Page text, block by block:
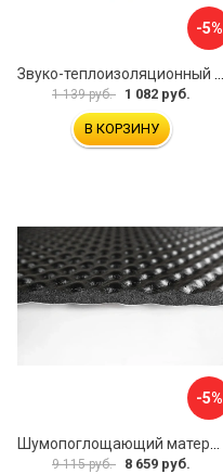
-5%
1 139 руб. 1 082 руб.
В КОРЗИНУ
-5%
9 115 руб. 8 659 руб.